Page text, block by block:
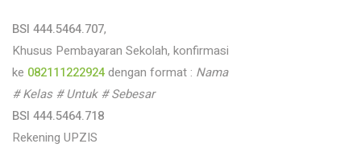
BSI 444.5464.707,
Khusus Pembayaran Sekolah, konfirmasi
ke 082111222924dengan format : Nama
# Kelas # Untuk # Sebesar
BSI 444.5464.718
Rekening UPZIS